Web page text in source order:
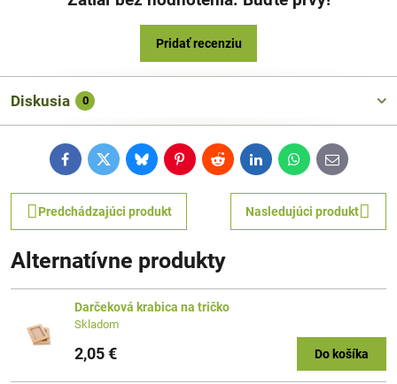
Pridať recenziu
Diskusia 0
FacebookTwitterBlueskyPinterestRedditLinkedInWhatsApp
E-
mail
Predchádzajúci produkt Nasledujúci produkt
Alternatívne produkty
Darčeková krabica na tričko
Skladom
2,05 € Do košíka